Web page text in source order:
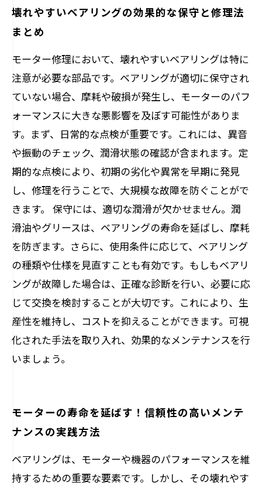
壊れやすいベアリングの効果的な保守と修理法
まとめ
モーター修理において、壊れやすいベアリングは特に
注意が必要な部品です。ベアリングが適切に保守され
ていない場合、摩耗や破損が発生し、モーターのパフ
ォーマンスに大きな悪影響を及ぼす可能性がありま
す。まず、日常的な点検が重要です。これには、異音
や振動のチェック、潤滑状態の確認が含まれます。定
期的な点検により、初期の劣化や異常を早期に発見
し、修理を行うことで、大規模な故障を防ぐことがで
きます。 保守には、適切な潤滑が欠かせません。潤
滑油やグリースは、ベアリングの寿命を延ばし、摩耗
を防ぎます。さらに、使用条件に応じて、ベアリング
の種類や仕様を見直すことも有効です。もしもベアリ
ングが故障した場合は、正確な診断を行い、必要に応
じて交換を検討することが大切です。これにより、生
産性を維持し、コストを抑えることができます。可視
化された手法を取り入れ、効果的なメンテナンスを行
いましょう。
モーターの寿命を延ばす！信頼性の高いメンテ
ナンスの実践方法
ベアリングは、モーターや機器のパフォーマンスを維
持するための重要な要素です。しかし、その壊れやす